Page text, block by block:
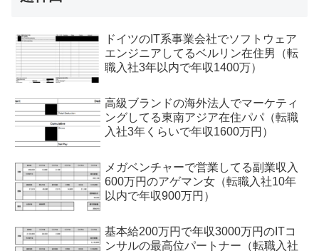
ドイツのIT系事業会社でソフトウェア
エンジニアしてるベルリン在住男（転
職入社3年以内で年収1400万）
高級ブランドの海外法人でマーケティ
ングしてる東南アジア在住パパ（転職
入社3年くらいで年収1600万円）
メガベンチャーで営業してる副業収入
600万円のアゲマン女（転職入社10年
以内で年収900万円）
基本給200万円で年収3000万円のITコ
ンサルの最高位パートナー（転職入社